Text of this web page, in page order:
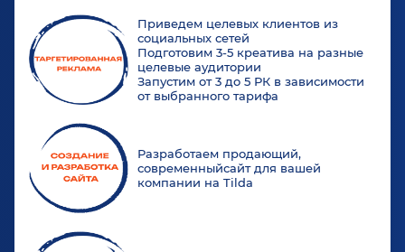
Приведем целевых клиентов из
социальных сетей
Подготовим 3-5 креатива на разные
целевые аудитории
Запустим от 3 до 5 РК в зависимости
от выбранного тарифа
Разработаем продающий,
современныйсайт для вашей
компании на Tilda